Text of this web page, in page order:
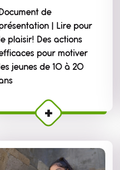
de
| Lire pour
plaisir! Des actions
pour motiver
jeunes de 10 à 20